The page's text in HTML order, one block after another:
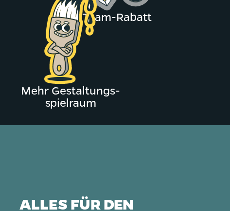
5% Team-Rabatt
Mehr Gestaltungs­
spielraum
ALLES FÜR DEN